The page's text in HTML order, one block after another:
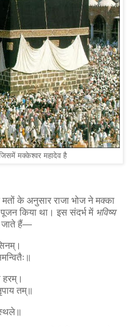
मक्केश्वर महादेव है
के अनुसार राजा भोज ने मक्का
किया था। इस संदर्भ में भविष्य
जाते हैं—
हरम्।
तम्॥